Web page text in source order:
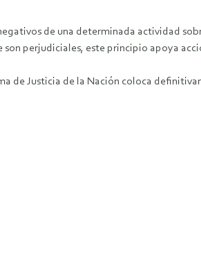
de una determinada actividad
perjudiciales, este principio apoya
de Justicia de la Nación coloca